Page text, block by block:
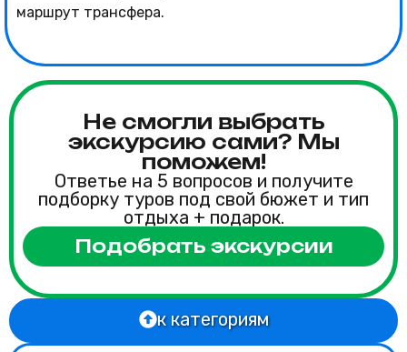
маршрут трансфера.
Не смогли выбрать
экскурсию сами? Мы
поможем!
Ответье на 5 вопросов и получите
подборку туров под свой бюжет и тип
отдыха + подарок.
Подобрать экскурсии
к категориям